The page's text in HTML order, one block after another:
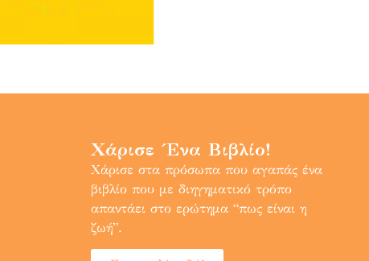
Χάρισε Ένα Βιβλίο!
Χάρισε στα πρόσωπα που αγαπάς ένα
βιβλίο που με διηγηματικό τρόπο
απαντάει στο ερώτημα “πως είναι η
ζωή”.